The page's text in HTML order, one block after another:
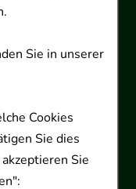
Sie in unserer
Cookies
Sie dies
Sie
89 71 80 11